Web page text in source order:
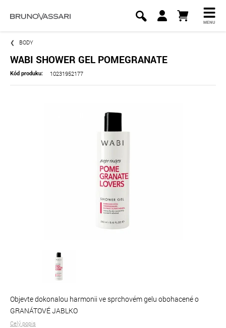
MENU
BODY
WABI SHOWER GEL POMEGRANATE
Kód produku: 10231952177
Objevte dokonalou harmonii ve sprchovém gelu obohacené o
GRANÁTOVÉ JABLKO
Celý popis